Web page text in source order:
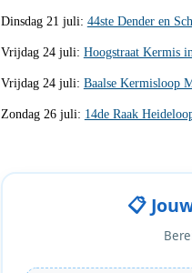
Dinsdag 21 juli: 44ste Dender en
Vrijdag 24 juli: Hoogstraat Kermis
Vrijdag 24 juli: Baalse Kermisloop
Zondag 26 juli: 14de Raak
📋